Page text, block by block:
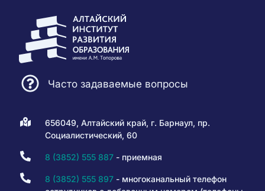
Часто задаваемые вопросы
656049, Алтайский край, г. Барнаул, пр.
Социалистический, 60
8 (3852) 555 887- приемная
8 (3852) 555 897- многоканальный телефон